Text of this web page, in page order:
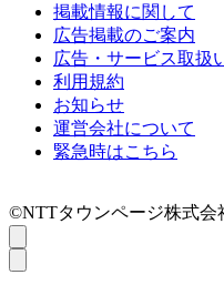
掲載情報に関して
広告掲載のご案内
広告・サービス取扱
利用規約
お知らせ
運営会社について
緊急時はこちら
©NTTタウンページ株式会